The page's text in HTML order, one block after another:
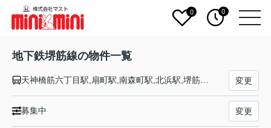
0 0
地下鉄堺筋線の物件一覧
天神橋筋六丁目駅,扇町駅,南森町駅,北浜駅,堺筋本町駅,長堀橋駅,日本橋駅,恵美須町駅,動物園前駅,天下茶屋駅 変更
募集中 変更